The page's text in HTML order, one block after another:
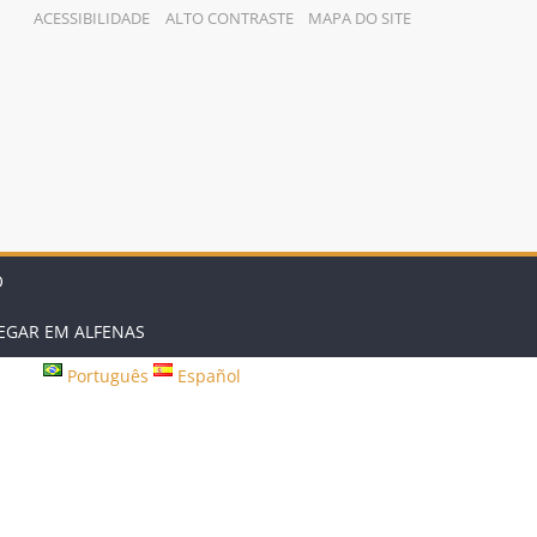
ACESSIBILIDADE ALTO CONTRASTE MAPA DO SITE
EM ALFENAS
Português
Español